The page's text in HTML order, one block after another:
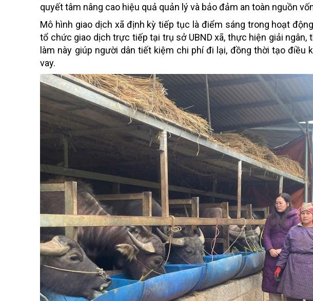
quyết tâm nâng cao hiệu quả quản lý và bảo đảm an toàn nguồn
Mô hình giao dịch xã định kỳ tiếp tục là điểm sáng trong hoạt
tổ chức giao dịch trực tiếp tại trụ sở UBND xã, thực hiện giải ngân,
làm này giúp người dân tiết kiệm chi phí đi lại, đồng thời tạo điều
vay.